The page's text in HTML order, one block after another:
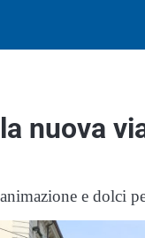
nuova
e dolci